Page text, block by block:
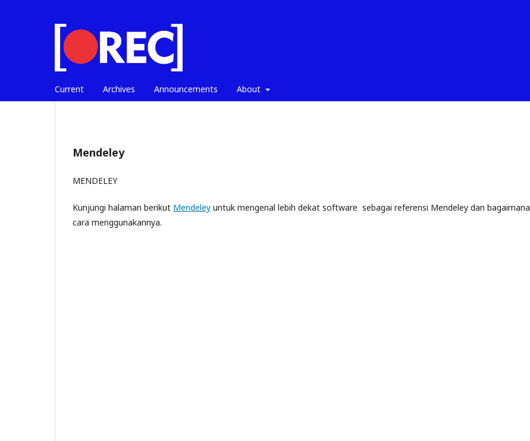
Current Archives Announcements About
Mendeley
MENDELEY
Kunjungi halaman berikut Mendeley untuk mengenal lebih dekat software sebagai referensi Mendeley dan bagaimana
cara menggunakannya.